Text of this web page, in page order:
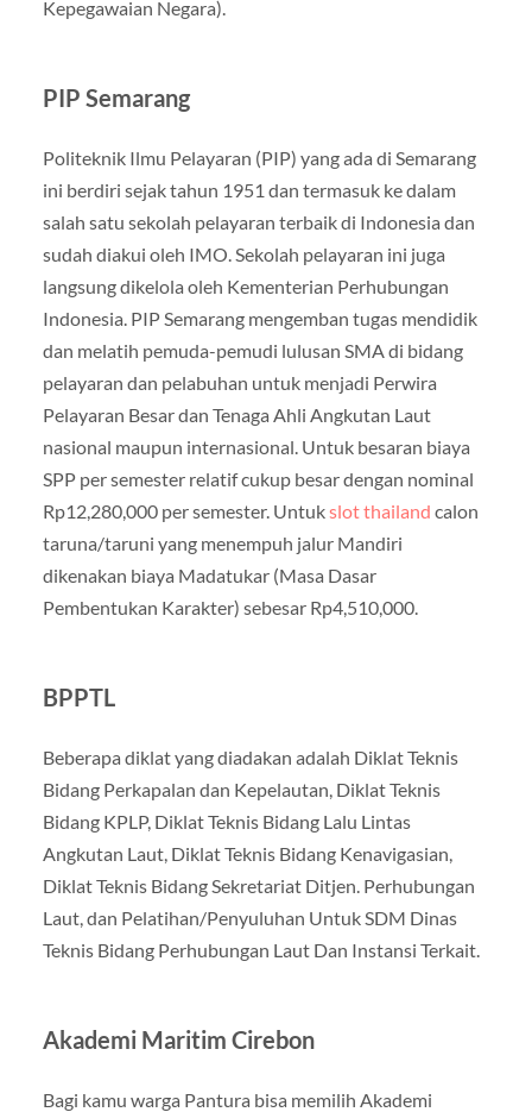
Kepegawaian Negara).
PIP Semarang
Politeknik Ilmu Pelayaran (PIP) yang ada di Semarang
ini berdiri sejak tahun 1951 dan termasuk ke dalam
salah satu sekolah pelayaran terbaik di Indonesia dan
sudah diakui oleh IMO. Sekolah pelayaran ini juga
langsung dikelola oleh Kementerian Perhubungan
Indonesia. PIP Semarang mengemban tugas mendidik
dan melatih pemuda-pemudi lulusan SMA di bidang
pelayaran dan pelabuhan untuk menjadi Perwira
Pelayaran Besar dan Tenaga Ahli Angkutan Laut
nasional maupun internasional. Untuk besaran biaya
SPP per semester relatif cukup besar dengan nominal
Rp12,280,000 per semester. Untukslot thailand calon
taruna/taruni yang menempuh jalur Mandiri
dikenakan biaya Madatukar (Masa Dasar
Pembentukan Karakter) sebesar Rp4,510,000.
BPPTL
Beberapa diklat yang diadakan adalah Diklat Teknis
Bidang Perkapalan dan Kepelautan, Diklat Teknis
Bidang KPLP, Diklat Teknis Bidang Lalu Lintas
Angkutan Laut, Diklat Teknis Bidang Kenavigasian,
Diklat Teknis Bidang Sekretariat Ditjen. Perhubungan
Laut, dan Pelatihan/Penyuluhan Untuk SDM Dinas
Teknis Bidang Perhubungan Laut Dan Instansi Terkait.
Akademi Maritim Cirebon
Bagi kamu warga Pantura bisa memilih Akademi